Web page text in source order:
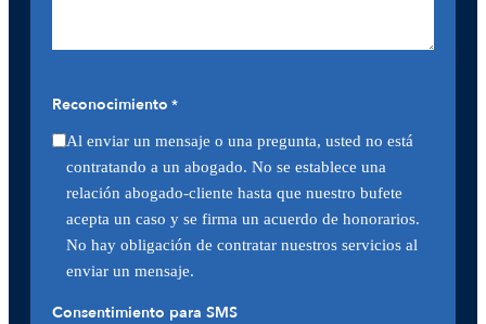
Reconocimiento *
Al enviar un mensaje o una pregunta, usted no está
contratando a un abogado. No se establece una
relación abogado-cliente hasta que nuestro bufete
acepta un caso y se firma un acuerdo de honorarios.
No hay obligación de contratar nuestros servicios al
enviar un mensaje.
Consentimiento para SMS